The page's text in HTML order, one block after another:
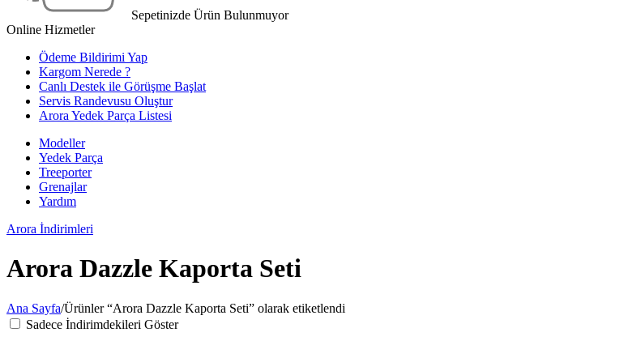
Sepetinizde Ürün Bulunmuyor
Online Hizmetler
Ödeme Bildirimi Yap
Kargom Nerede ?
Canlı Destek ile Görüşme Başlat
Servis Randevusu Oluştur
Arora Yedek Parça Listesi
Modeller
Yedek Parça
Treeporter
Grenajlar
Yardım
Arora İndirimleri
Arora Dazzle Kaporta Seti
Ana Sayfa/Ürünler “Arora Dazzle Kaporta Seti” olarak etiketlendi
Sadece İndirimdekileri Göster